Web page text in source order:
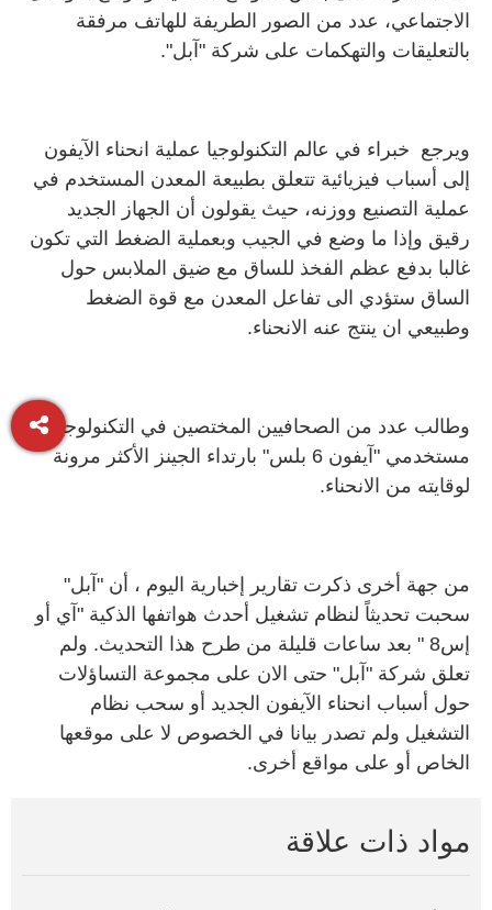
الاجتماعي، عدد من الصور الطريفة للهاتف مرفقة
بالتعليقات والتهكمات على شركة "آبل".
ويرجع خبراء في عالم التكنولوجيا عملية انحناء الآيفون
إلى أسباب فيزيائية تتعلق بطبيعة المعدن المستخدم في
عملية التصنيع ووزنه، حيث يقولون أن الجهاز الجديد
رقيق وإذا ما وضع في الجيب وبعملية الضغط التي تكون
غالبا بدفع عظم الفخذ للساق مع ضيق الملابس حول
الساق ستؤدي الى تفاعل المعدن مع قوة الضغط
وطبيعي ان ينتج عنه الانحناء.
وطالب عدد من الصحافيين المختصين في التكنولوجيا
مستخدمي "آيفون 6 بلس" بارتداء الجينز الأكثر مرونة
لوقايته من الانحناء.
من جهة أخرى ذكرت تقارير إخبارية اليوم ، أن "آبل"
سحبت تحديثاً لنظام تشغيل أحدث هواتفها الذكية "آي أو
إس8 " بعد ساعات قليلة من طرح هذا التحديث. ولم
تعلق شركة "آبل" حتى الان على مجموعة التساؤلات
حول أسباب انحناء الآيفون الجديد أو سحب نظام
التشغيل ولم تصدر بيانا في الخصوص لا على موقعها
الخاص أو على مواقع أخرى.
مواد ذات علاقة